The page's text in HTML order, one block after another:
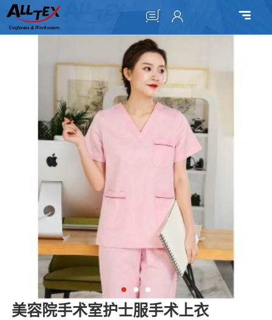
美容院手术室护士服手术上衣